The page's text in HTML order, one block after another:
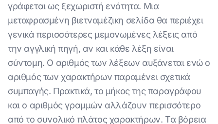
γράφεται ως ξεχωριστή ενότητα. Μια
μεταφρασμένη βιετναμέζικη σελίδα θα περιέχει
γενικά περισσότερες μεμονωμένες λέξεις από
την αγγλική πηγή, αν και κάθε λέξη είναι
σύντομη. Ο αριθμός των λέξεων αυξάνεται ενώ ο
αριθμός των χαρακτήρων παραμένει σχετικά
συμπαγής. Πρακτικά, το μήκος της παραγράφου
και ο αριθμός γραμμών αλλάζουν περισσότερο
από το συνολικό πλάτος χαρακτήρων. Τα βόρεια